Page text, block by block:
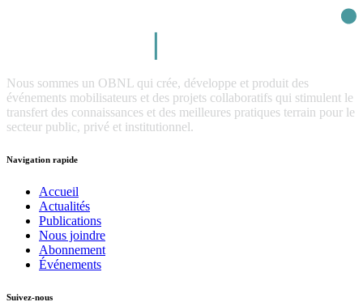
Nous sommes un OBNL qui crée, développe et produit des
événements mobilisateurs et des projets collaboratifs qui stimulent le
transfert des connaissances et des meilleures pratiques terrain pour le
secteur public, privé et institutionnel.
Navigation rapide
Accueil
Actualités
Publications
Nous joindre
Abonnement
Événements
Suivez-nous